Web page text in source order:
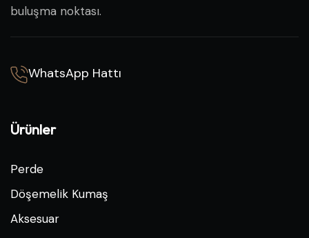
buluşma noktası.
WhatsApp Hattı
Ürünler
Perde
Döşemelik Kumaş
Aksesuar